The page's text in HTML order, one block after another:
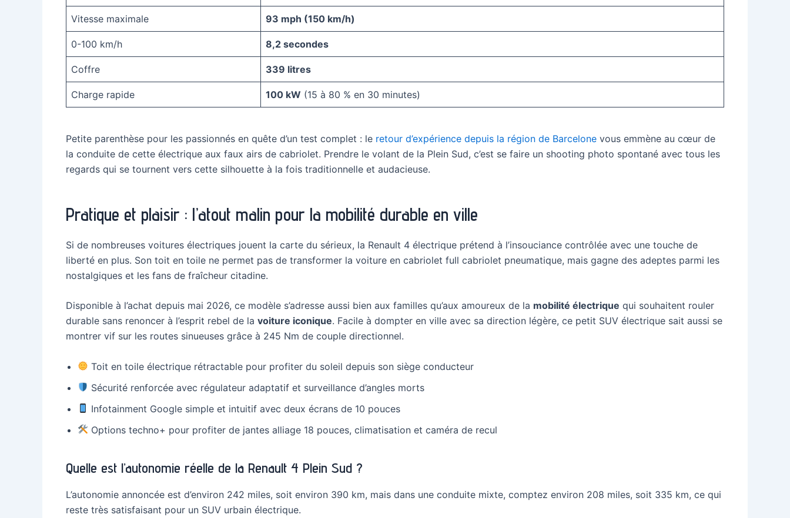
Vitesse maximale 93 mph (150 km/h)
0-100 km/h 8,2 secondes
Coffre 339 litres
Charge rapide 100 kW (15 à 80 % en 30 minutes)
Petite parenthèse pour les passionnés en quête d’un test complet : le retour d’expérience depuis la région de Barcelone vous emmène au cœur de
la conduite de cette électrique aux faux airs de cabriolet. Prendre le volant de la Plein Sud, c’est se faire un shooting photo spontané avec tous les
regards qui se tournent vers cette silhouette à la fois traditionnelle et audacieuse.
Pratique et plaisir : l’atout malin pour la mobilité durable en ville
Si de nombreuses voitures électriques jouent la carte du sérieux, la Renault 4 électrique prétend à l’insouciance contrôlée avec une touche de
liberté en plus. Son toit en toile ne permet pas de transformer la voiture en cabriolet full cabriolet pneumatique, mais gagne des adeptes parmi les
nostalgiques et les fans de fraîcheur citadine.
Disponible à l’achat depuis mai 2026, ce modèle s’adresse aussi bien aux familles qu’aux amoureux de la mobilité électrique qui souhaitent rouler
durable sans renoncer à l’esprit rebel de la voiture iconique. Facile à dompter en ville avec sa direction légère, ce petit SUV électrique sait aussi se
montrer vif sur les routes sinueuses grâce à 245 Nm de couple directionnel.
Toit en toile électrique rétractable pour profiter du soleil depuis son siège conducteur
Sécurité renforcée avec régulateur adaptatif et surveillance d’angles morts
Infotainment Google simple et intuitif avec deux écrans de 10 pouces
Options techno+ pour profiter de jantes alliage 18 pouces, climatisation et caméra de recul
Quelle est l’autonomie réelle de la Renault 4 Plein Sud ?
L’autonomie annoncée est d’environ 242 miles, soit environ 390 km, mais dans une conduite mixte, comptez environ 208 miles, soit 335 km, ce qui
reste très satisfaisant pour un SUV urbain électrique.